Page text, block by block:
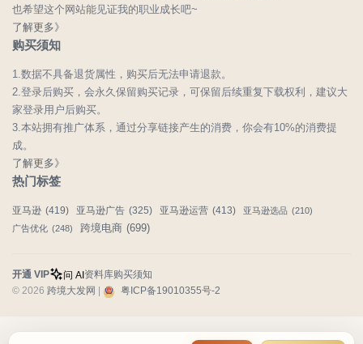
也希望这个网站能见证我的职业成长吧~
了解更多》
购买须知
1.数据不具备退货属性，购买后无法申请退款。
2.登录后购买，会永久保留购买记录，可保留后续重复下载权利，建议大
家登录用户后购买。
3.本站拥有推广体系，通过分享链接产生的消费，你会有10%的消费提
成。
了解更多》
热门标签
亚马逊 (419) 亚马逊广告 (325) 亚马逊运营 (413) 亚马逊选品 (210)
广告优化 (248) 跨境电商 (699)
开通 VIP 问 AI 资料库购买须知
© 2026 跨境大发网 粤ICP备19010355号-2